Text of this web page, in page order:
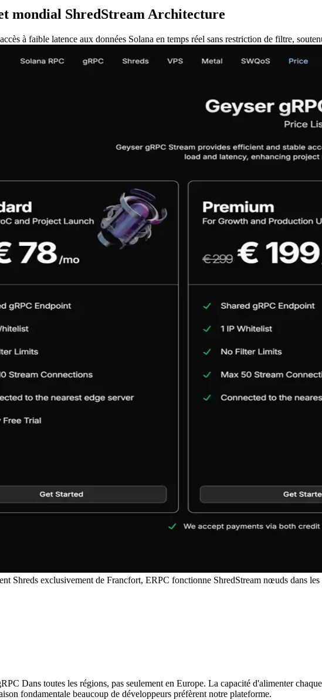
mondial ShredStream Architecture
à faible latence aux données Solana en temps réel sans restriction de filtre,
Shreds exclusivement de Francfort, ERPC fonctionne ShredStream nœuds dans
Dans toutes les régions, pas seulement en Europe. La capacité d'alimenter
fondamentale beaucoup de développeurs préfèrent notre plateforme.